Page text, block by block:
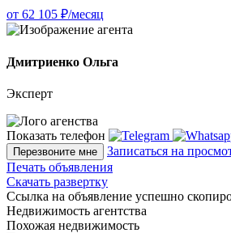
от 62 105 ₽/месяц
Дмитриенко Ольга
Эксперт
Показать телефон
Перезвоните мне
Записаться на
Печать объявления
Скачать развертку
Ссылка на объявление успешно
Недвижимость агентства
Похожая недвижимость